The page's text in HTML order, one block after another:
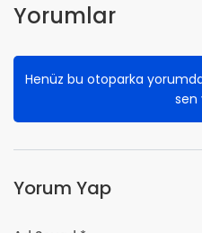
Yorumlar
Henüz bu otoparka
sen
Yorum Yap